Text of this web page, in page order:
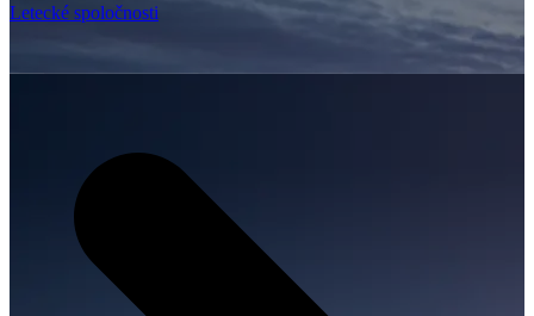
Letecké spoločnosti